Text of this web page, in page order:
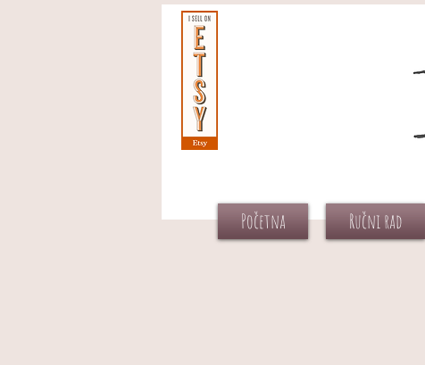
Početna Ručni rad